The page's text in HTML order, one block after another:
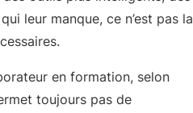
leur manque, ce n’est pas la
en formation, selon
toujours pas de